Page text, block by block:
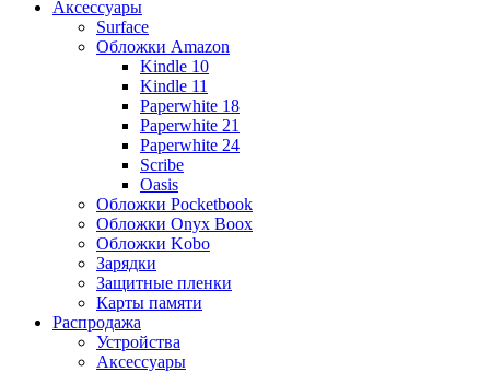
Аксессуары
Surface
Обложки Amazon
Kindle 10
Kindle 11
Paperwhite 18
Paperwhite 21
Paperwhite 24
Scribe
Oasis
Обложки Pocketbook
Обложки Onyx Boox
Обложки Kobo
Зарядки
Защитные пленки
Карты памяти
Распродажа
Устройства
Аксессуары